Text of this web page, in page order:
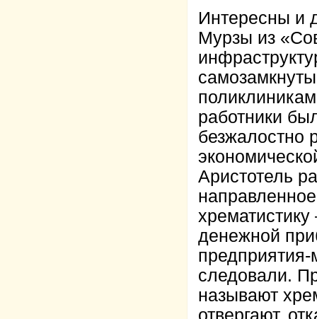
Интересны и
Мурзы из
работники
безжалостно
Аристотель
денежной
следовали.
называют
отвергают,